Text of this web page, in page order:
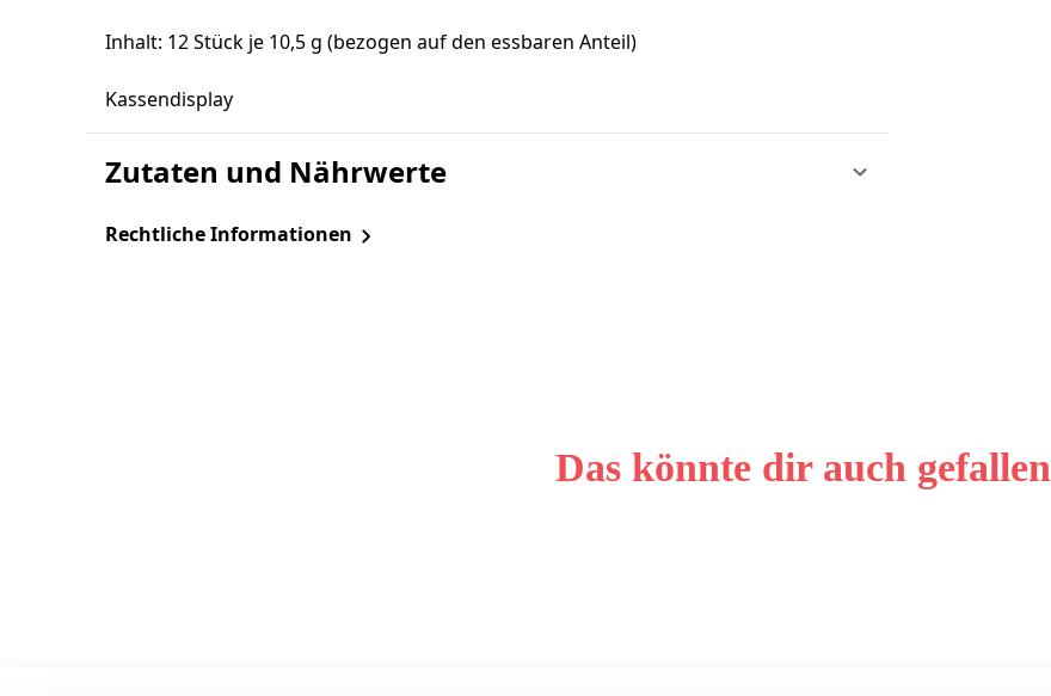
Inhalt: 12 Stück je 10,5 g (bezogen auf den essbaren Anteil)
Kassendisplay
Zutaten und Nährwerte
Rechtliche Informationen
Das könnte dir auch gefallen